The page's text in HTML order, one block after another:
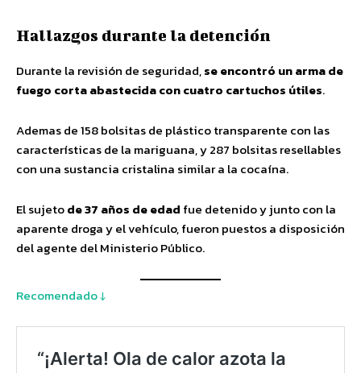
Hallazgos durante la detención
Durante la revisión de seguridad,se encontró un arma de
fuego corta abastecida con cuatro cartuchos útiles.
Ademas de 158 bolsitas de plástico transparente con las
características de la mariguana, y 287 bolsitas resellables
con una sustancia cristalina similar a la cocaína.
El sujetode 37 años de edad fue detenido y junto con la
aparente droga y el vehículo, fueron puestos a disposición
del agente del Ministerio Público.
Recomendado ↓